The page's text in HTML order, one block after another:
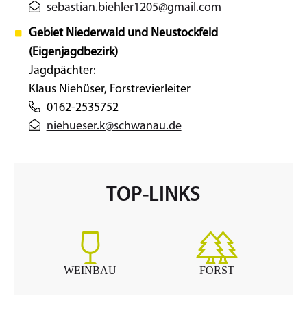
sebastian.biehler1205@gmail.com
Gebiet Niederwald und Neustockfeld
(Eigenjagdbezirk)
Jagdpächter:
Klaus Niehüser, Forstrevierleiter
0162-2535752
niehueser.k@schwanau.de
TOP-LINKS
WEINBAU FORST